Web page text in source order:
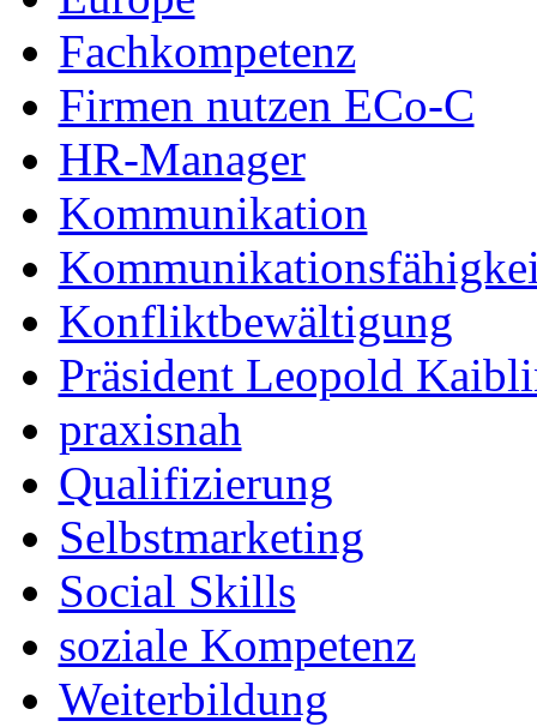
Fachkompetenz
Firmen nutzen ECo-C
HR-Manager
Kommunikation
Konfliktbewältigung
Präsident Leopold
praxisnah
Qualifizierung
Selbstmarketing
Social Skills
soziale Kompetenz
Weiterbildung